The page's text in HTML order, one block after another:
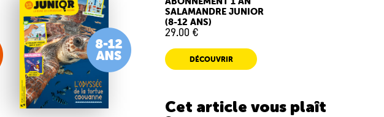
SALAMANDRE JUNIOR
(8-12 ANS)
29.00 €
DÉCOUVRIR
Cet article vous plaît